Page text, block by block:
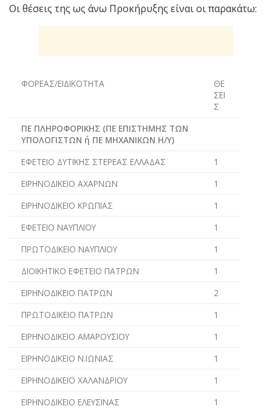
Οι θέσεις της ως άνω Προκήρυξης είναι οι παρακάτω:
ΦΟΡΕΑΣ/ΕΙΔΙΚΟΤΗΤΑ
ΘΕ
ΣΕΙ
Σ
ΠΕ ΠΛΗΡΟΦΟΡΙΚΗΣ (ΠΕ ΕΠΙΣΤΗΜΗΣ ΤΩΝ
ΥΠΟΛΟΓΙΣΤΩΝ ή ΠΕ ΜΗΧΑΝΙΚΩΝ Η/Υ)
ΕΦΕΤΕΙΟ ΔΥΤΙΚΗΣ ΣΤΕΡΕΑΣ ΕΛΛΑΔΑΣ
1
ΕΙΡΗΝΟΔΙΚΕΙΟ ΑΧΑΡΝΩΝ
1
ΕΙΡΗΝΟΔΙΚΕΙΟ ΚΡΩΠΙΑΣ
1
ΕΦΕΤΕΙΟ ΝΑΥΠΛΙΟΥ
1
ΠΡΩΤΟΔΙΚΕΙΟ ΝΑΥΠΛΙΟΥ
1
ΔΙΟΙΚΗΤΙΚΟ ΕΦΕΤΕΙΟ ΠΑΤΡΩΝ
1
ΕΙΡΗΝΟΔΙΚΕΙΟ ΠΑΤΡΩΝ
2
ΠΡΩΤΟΔΙΚΕΙΟ ΠΑΤΡΩΝ
1
ΕΙΡΗΝΟΔΙΚΕΙΟ ΑΜΑΡΟΥΣΙΟΥ
1
ΕΙΡΗΝΟΔΙΚΕΙΟ Ν.ΙΩΝΙΑΣ
1
ΕΙΡΗΝΟΔΙΚΕΙΟ ΧΑΛΑΝΔΡΙΟΥ
1
ΕΙΡΗΝΟΔΙΚΕΙΟ ΕΛΕΥΣΙΝΑΣ
1